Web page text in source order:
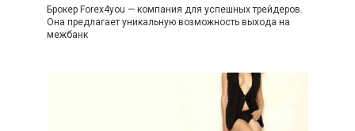
Брокер Forex4you — компания для успешных трейдеров.
Она предлагает уникальную возможность выхода на
межбанк